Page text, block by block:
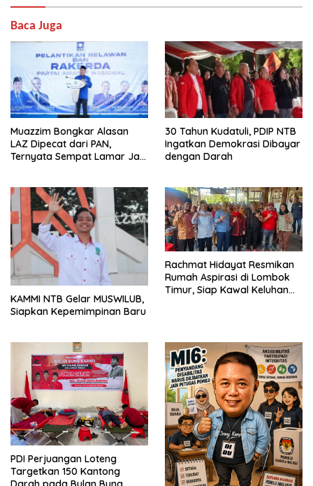
Baca Juga
Muazzim Bongkar Alasan
LAZ Dipecat dari PAN,
Ternyata Sempat Lamar Jadi
30 Tahun Kudatuli, PDIP NTB
Ingatkan Demokrasi Dibayar
dengan Darah
KAMMI NTB Gelar MUSWILUB,
Siapkan Kepemimpinan Baru
Rachmat Hidayat Resmikan
Rumah Aspirasi di Lombok
Timur, Siap Kawal Keluhan
PDI Perjuangan Loteng
Targetkan 150 Kantong